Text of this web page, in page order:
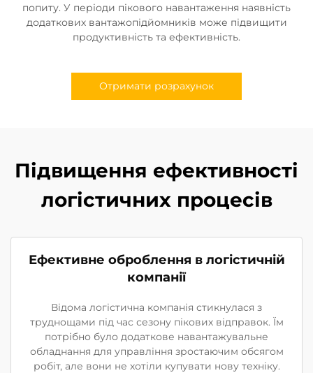
попиту. У періоди пікового навантаження наявність
додаткових вантажопідйомників може підвищити
продуктивність та ефективність.
Отримати розрахунок
Підвищення ефективності
логістичних процесів
Ефективне оброблення в логістичній
компанії
Відома логістична компанія стикнулася з
труднощами під час сезону пікових відправок. Їм
потрібно було додаткове навантажувальне
обладнання для управління зростаючим обсягом
робіт, але вони не хотіли купувати нову техніку.